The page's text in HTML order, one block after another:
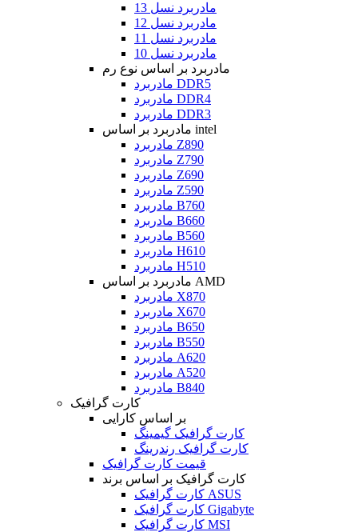
مادربرد نسل 13
مادربرد نسل 12
مادربرد نسل 11
مادربرد نسل 10
مادربرد بر اساس نوع رم
مادربرد DDR5
مادربرد DDR4
مادربرد DDR3
مادربرد بر اساس intel
مادربرد Z890
مادربرد Z790
مادربرد Z690
مادربرد Z590
مادربرد B760
مادربرد B660
مادربرد B560
مادربرد H610
مادربرد H510
مادربرد بر اساس AMD
مادربرد X870
مادربرد X670
مادربرد B650
مادربرد B550
مادربرد A620
مادربرد A520
مادربرد B840
کارت گرافیک
بر اساس کارایی
کارت گرافیک گیمینگ
کارت گرافیک رندرینگ
قیمت کارت گرافیک
کارت گرافیک بر اساس برند
کارت گرافیک ASUS
کارت گرافیک Gigabyte
کارت گرافیک MSI